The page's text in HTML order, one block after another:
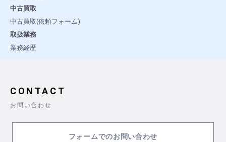
中古買取
中古買取(依頼フォーム)
取扱業務
業務経歴
CONTACT
お問い合わせ
フォームでのお問い合わせ